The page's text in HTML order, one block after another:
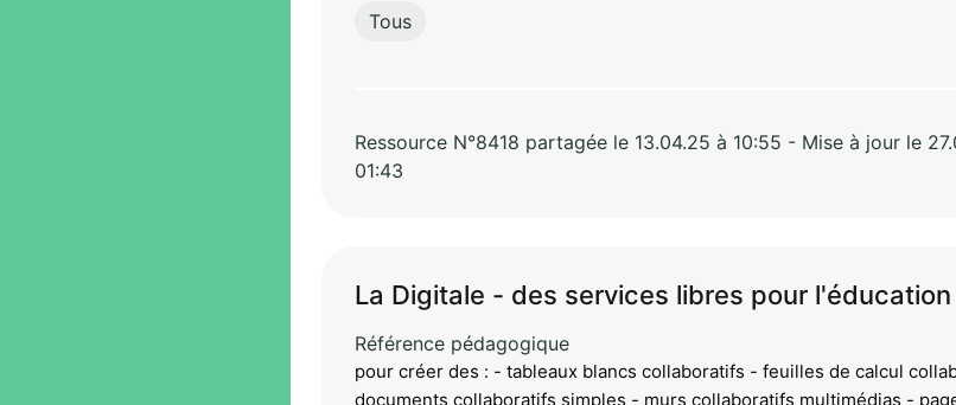
Tous
Ressource N°8418 partagée le 13.04.25 à 10:55 - Mise à jour le
01:43
La Digitale - des services libres pour l'éducation
Référence pédagogique
pour créer des : - tableaux blancs collaboratifs - feuilles de calcul
documents collaboratifs simples - murs collaboratifs multimédias -